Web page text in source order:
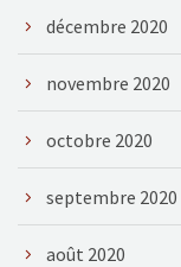
décembre 2020
novembre 2020
octobre 2020
septembre 2020
août 2020